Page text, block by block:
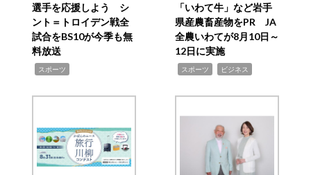
選手を応援しよう シ
ント＝トロイデン戦全
試合をBS10が今季も無
料放送
スポーツ
「いわて牛」など岩手
県産農畜産物をPR JA
全農いわてが8月10日～
12日に実施
スポーツ ビジネス